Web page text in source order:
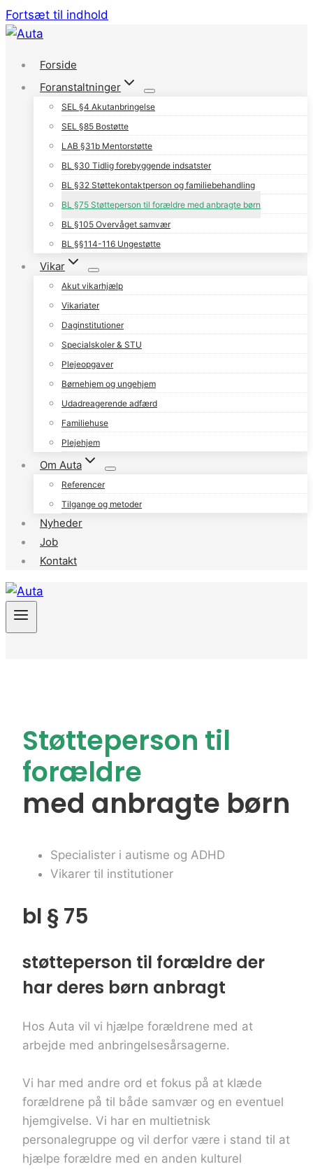
Fortsæt til indhold
Forside
Foranstaltninger
SEL §4 Akutanbringelse
SEL §85 Bostøtte
LAB §31b Mentorstøtte
BL §30 Tidlig forebyggende indsatster
BL §32 Støttekontaktperson og familiebehandling
BL §75 Støtteperson til forældre med anbragte børn
BL §105 Overvåget samvær
BL §§114-116 Ungestøtte
Vikar
Akut vikarhjælp
Vikariater
Daginstitutioner
Specialskoler & STU
Plejeopgaver
Børnehjem og ungehjem
Udadreagerende adfærd
Familiehuse
Plejehjem
Om Auta
Referencer
Tilgange og metoder
Nyheder
Job
Kontakt
Støtteperson til
forældre
med anbragte børn
Specialister i autisme og ADHD
Vikarer til institutioner
bl § 75
støtteperson til forældre der
har deres børn anbragt
Hos Auta vil vi hjælpe forældrene med at
arbejde med anbringelsesårsagerne.
Vi har med andre ord et fokus på at klæde
forældrene på til både samvær og en eventuel
hjemgivelse. Vi har en multietnisk
personalegruppe og vil derfor være i stand til at
hjælpe forældre med en anden kulturel